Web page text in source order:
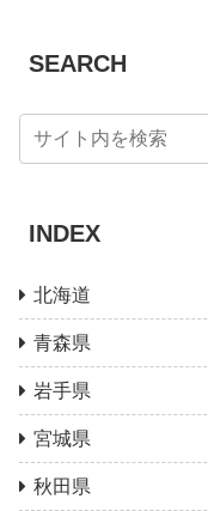
SEARCH
INDEX
北海道
青森県
岩手県
宮城県
秋田県